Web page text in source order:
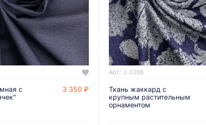
В КОРЗИНУ
с
3 350 ₽
ДОБАВИТЬ В КОРЗИНУ
Арт.: J-0266
Ткань жаккард с
крупным растительным
орнаментом